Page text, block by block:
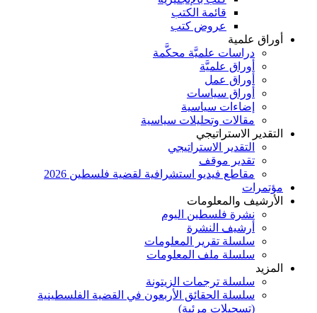
قائمة الكتب
عروض كتب
أوراق علمية
دراسات علميَّة محكَّمة
أوراق علميَّة
أوراق عمل
أوراق سياسات
إضاءات سياسية
مقالات وتحليلات سياسية
التقدير الاستراتيجي
التقدير الاستراتيجي
تقدير موقف
مقاطع فيديو استشرافية لقضية فلسطين 2026
مؤتمرات
الأرشيف والمعلومات
نشرة فلسطين اليوم
أرشيف النشرة
سلسلة تقرير المعلومات
سلسلة ملف المعلومات
المزيد
سلسلة ترجمات الزيتونة
سلسلة الحقائق الأربعون في القضية الفلسطينية
(تسجيلات مرئية)